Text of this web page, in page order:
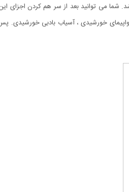
می توانید بعد از سر هم کردن اجزای
خورشیدی ، آسیاب بادبی خورشیدی.